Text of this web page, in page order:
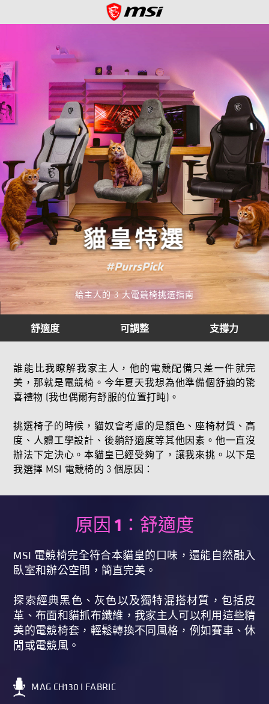
貓皇特選
#PurrsPick
給主人的 3 大電競椅挑選指南
舒適度 可調整 支撐力
誰能比我瞭解我家主人，他的電競配備只差一件就完
美，那就是電競椅。今年夏天我想為他準備個舒適的驚
喜禮物 (我也偶爾有舒服的位置打盹)。
挑選椅子的時候，貓奴會考慮的是顏色、座椅材質、高
度、人體工學設計、後躺舒適度等其他因素。他一直沒
辦法下定決心。本貓皇已經受夠了，讓我來挑。以下是
我選擇 MSI 電競椅的 3 個原因：
原因 1：舒適度
MSI 電競椅完全符合本貓皇的口味，還能自然融入
臥室和辦公空間，簡直完美。
探索經典黑色、灰色以及獨特混搭材質，包括皮
革、布面和貓抓布纖維，我家主人可以利用這些精
美的電競椅套，輕鬆轉換不同風格，例如賽車、休
閒或電競風。
MAG CH130 I FABRIC